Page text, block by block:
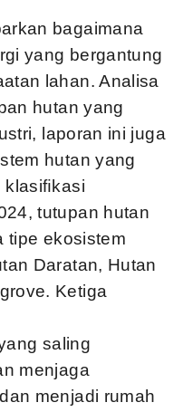
bagaimana
yang bergantung
lahan. Analisa
hutan yang
laporan ini juga
hutan yang
klasiﬁkasi
tutupan hutan
tipe ekosistem
Daratan, Hutan
Ketiga
saling
menjaga
menjadi rumah